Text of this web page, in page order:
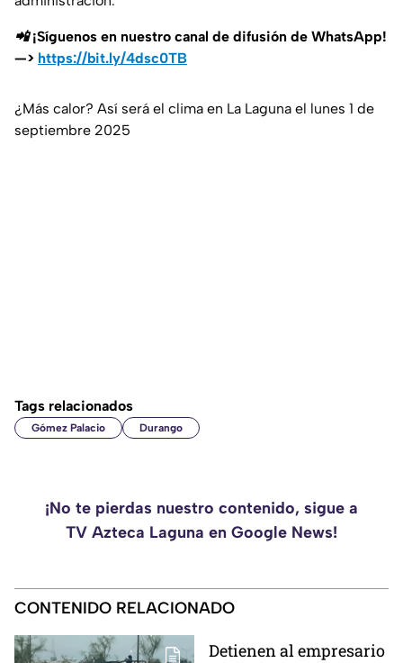
📲 ¡Síguenos en nuestro canal de difusión de WhatsApp!
—> https://bit.ly/4dsc0TB
¿Más calor? Así será el clima en La Laguna el lunes 1 de
septiembre 2025
Tags relacionados
Gómez Palacio Durango
¡No te pierdas nuestro contenido, sigue a
TV Azteca Laguna en Google News!
CONTENIDO RELACIONADO
Detienen al empresario